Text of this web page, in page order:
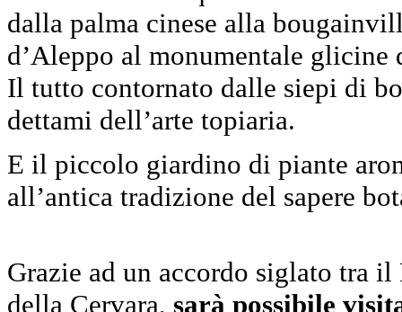
dalla palma cinese alla
d’Aleppo al monumentale glicine
Il tutto contornato dalle siepi di
dettami dell’arte topiaria.
E il piccolo giardino di piante
all’antica tradizione del sapere
Grazie ad un accordo siglato tra
della Cervara, sarà possibile